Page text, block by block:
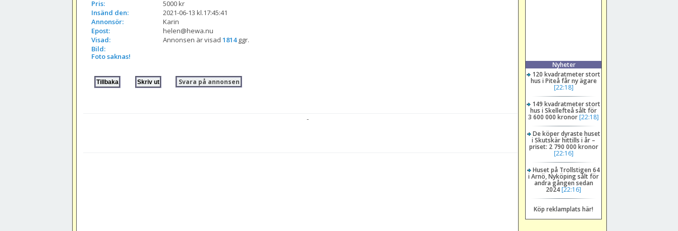
Pris:
5000 kr
Insänd den:
2021-06-13 kl.17:45:41
Annonsör:
Karin
Epost:
helen@hewa.nu
Visad:
Annonsen är visad 1814 ggr.
Bild:
Foto saknas!
Svara på annonsen
-
Nyheter
120 kvadratmeter stort
hus i Piteå får ny ägare
[22:18]
149 kvadratmeter stort
hus i Skellefteå sålt för
3 600 000 kronor [22:18]
De köper dyraste huset
i Skutskär hittills i år –
priset: 2 790 000 kronor
[22:16]
Huset på Trollstigen 64
i Arnö, Nyköping sålt för
andra gången sedan
2024 [22:16]
Köp reklamplats här!